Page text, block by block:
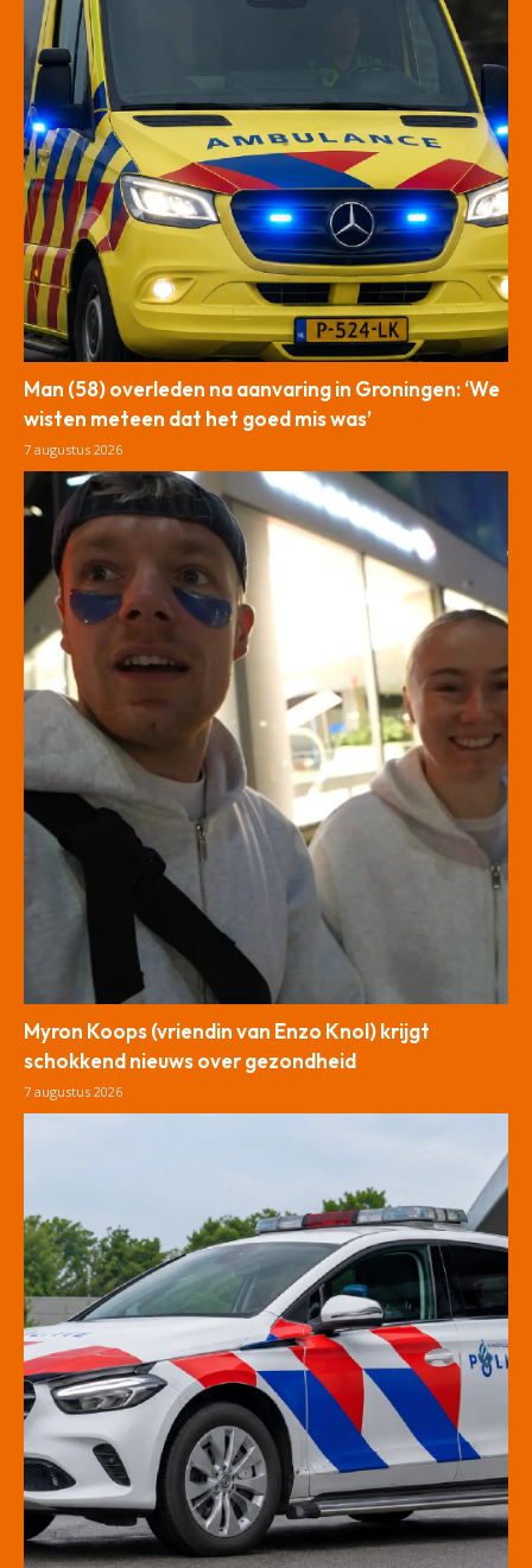
Man (58) overleden na aanvaring in Groningen: ‘We
wisten meteen dat het goed mis was’
7 augustus 2026
Myron Koops (vriendin van Enzo Knol) krijgt
schokkend nieuws over gezondheid
7 augustus 2026